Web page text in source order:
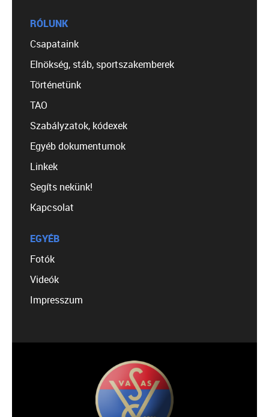
RÓLUNK
Csapataink
Elnökség, stáb, sportszakemberek
Történetünk
TAO
Szabályzatok, kódexek
Egyéb dokumentumok
Linkek
Segíts nekünk!
Kapcsolat
EGYÉB
Fotók
Videók
Impresszum